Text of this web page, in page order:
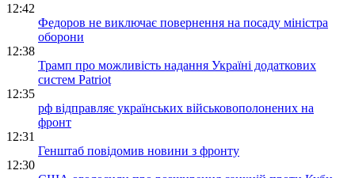
12:42
Федоров не виключає повернення на посаду міністра
оборони
12:38
Трамп про можливість надання Україні додаткових
систем Patriot
12:35
рф відправляє українських військовополонених на
фронт
12:31
Генштаб повідомив новини з фронту
12:30